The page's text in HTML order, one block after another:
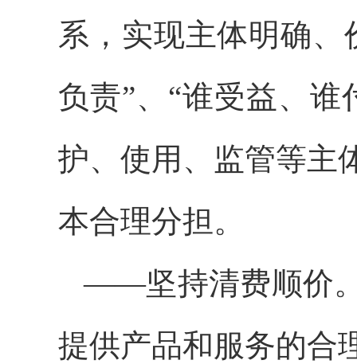
系，实现主体明确
负责”、“谁受益、
护、使用、监管等主
本合理分担。
——坚持清费顺价
提供产品和服务的合